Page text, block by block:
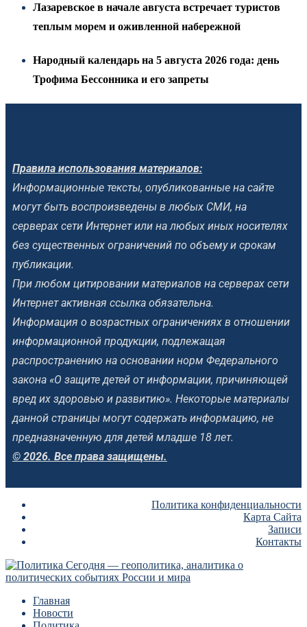
Лазаревское в начале августа встречает туристов
теплым морем и оживленной набережной
Народный календарь на 5 августа 2026 года: день
Трофима Бессонника и его запреты
Правила использования материалов:
Информационные тексты, опубликованные на сайте
могут быть воспроизведены в любых СМИ, на
серверах сети Интернет или на любых иных носителях
без существенных ограничений по объему и срокам
публикации.
При любом цитировании материалов на серверах сети
Интернет активная ссылка обязательна.
Информация о возрастных ограничениях в отношении
информационной продукции, подлежащая
распространению на основании норм Федерального
закона «О защите детей от информации, причиняющей
вред их здоровью и развитию». Некоторые материалы
данной страницы могут содержать информацию, не
предназначенную для детей младше 18 лет.
© 2026. Все права защищены.
Политика конфиденциальности
Карта Сайта
Записи
Контакты
Главная
Новости